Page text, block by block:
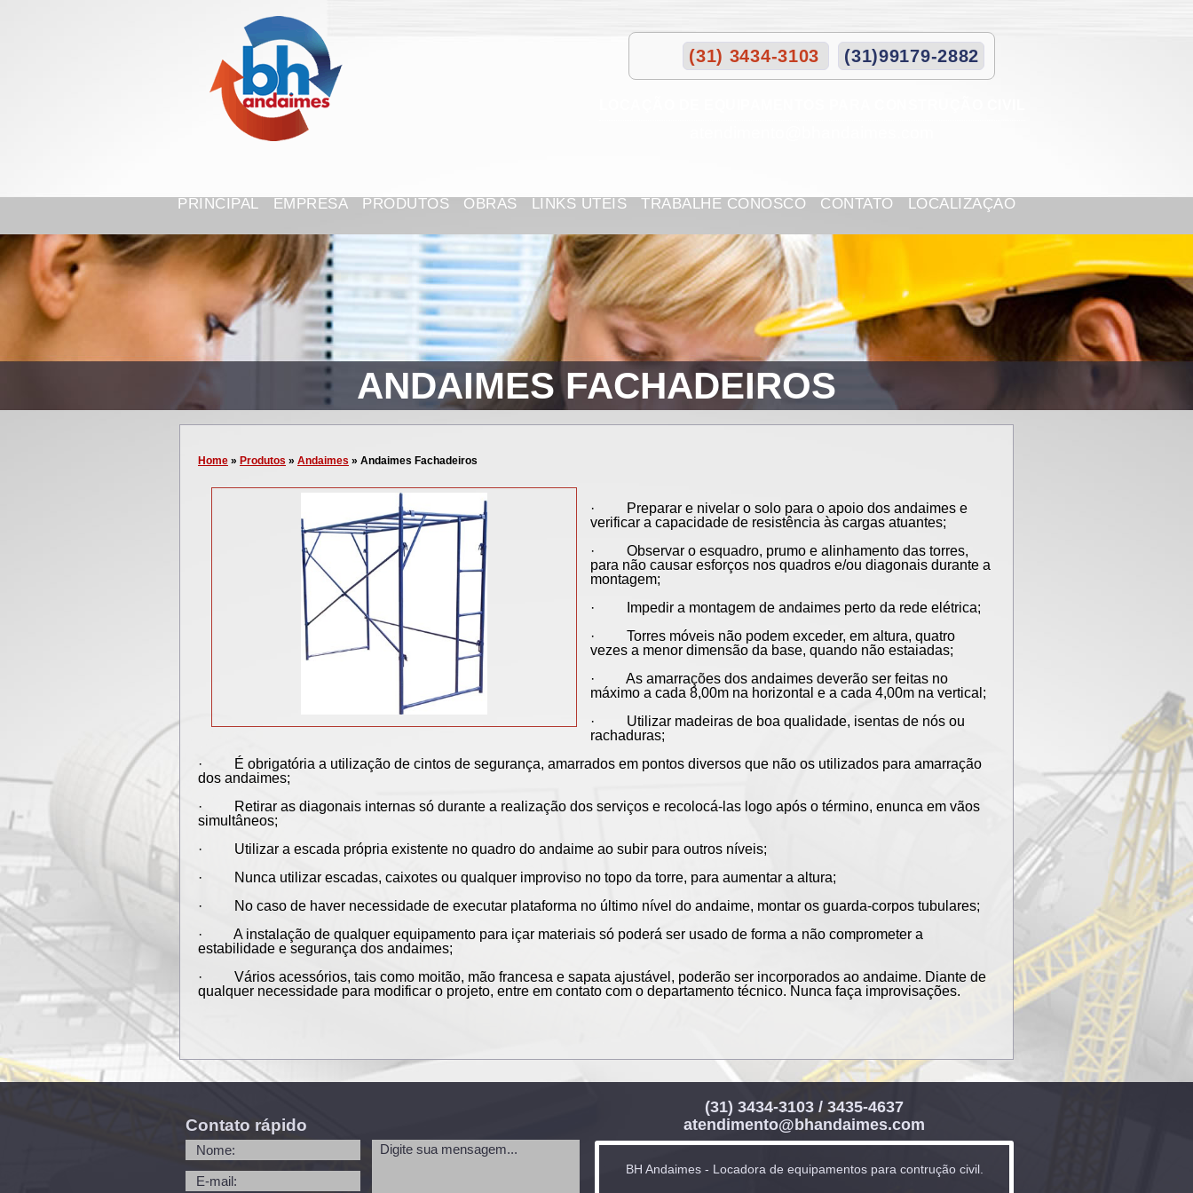
(31) 3434-3103 (31)99179-2882
PRINCIPAL EMPRESA PRODUTOS OBRAS LINKS ÚTEIS TRABALHE CONOSCO CONTATO LOCALIZAÇÃO
ANDAIMES FACHADEIROS
Home » Produtos » Andaimes » Andaimes Fachadeiros
· Preparar e nivelar o solo para o apoio dos andaimes e
verificar a capacidade de resistência às cargas atuantes;
· Observar o esquadro, prumo e alinhamento das torres,
para não causar esforços nos quadros e/ou diagonais durante a
montagem;
· Impedir a montagem de andaimes perto da rede elétrica;
· Torres móveis não podem exceder, em altura, quatro
vezes a menor dimensão da base, quando não estaiadas;
· As amarrações dos andaimes deverão ser feitas no
máximo a cada 8,00m na horizontal e a cada 4,00m na vertical;
· Utilizar madeiras de boa qualidade, isentas de nós ou
rachaduras;
· É obrigatória a utilização de cintos de segurança, amarrados em pontos diversos que não os utilizados para amarração
dos andaimes;
· Retirar as diagonais internas só durante a realização dos serviços e recolocá-las logo após o término, enunca em vãos
simultâneos;
· Utilizar a escada própria existente no quadro do andaime ao subir para outros níveis;
· Nunca utilizar escadas, caixotes ou qualquer improviso no topo da torre, para aumentar a altura;
· No caso de haver necessidade de executar plataforma no último nível do andaime, montar os guarda-corpos tubulares;
· A instalação de qualquer equipamento para içar materiais só poderá ser usado de forma a não comprometer a
estabilidade e segurança dos andaimes;
· Vários acessórios, tais como moitão, mão francesa e sapata ajustável, poderão ser incorporados ao andaime. Diante de
qualquer necessidade para modificar o projeto, entre em contato com o departamento técnico. Nunca faça improvisações.
Contato rápido
(31) 3434-3103 / 3435-4637
atendimento@bhandaimes.com
BH Andaimes - Locadora de equipamentos para contrução civil.